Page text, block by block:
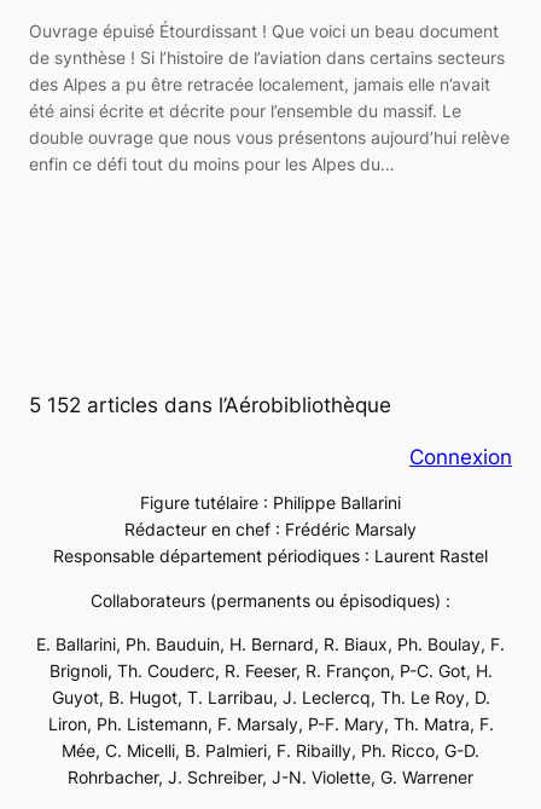
Ouvrage épuisé Étourdissant ! Que voici un beau document
de synthèse ! Si l’histoire de l’aviation dans certains secteurs
des Alpes a pu être retracée localement, jamais elle n’avait
été ainsi écrite et décrite pour l’ensemble du massif. Le
double ouvrage que nous vous présentons aujourd’hui relève
enfin ce défi tout du moins pour les Alpes du…
5 152 articles dans l’Aérobibliothèque
Connexion
Figure tutélaire : Philippe Ballarini
Rédacteur en chef : Frédéric Marsaly
Responsable département périodiques : Laurent Rastel
Collaborateurs (permanents ou épisodiques) :
E. Ballarini, Ph. Bauduin, H. Bernard, R. Biaux, Ph. Boulay, F.
Brignoli, Th. Couderc, R. Feeser, R. Françon, P-C. Got, H.
Guyot, B. Hugot, T. Larribau, J. Leclercq, Th. Le Roy, D.
Liron, Ph. Listemann, F. Marsaly, P-F. Mary, Th. Matra, F.
Mée, C. Micelli, B. Palmieri, F. Ribailly, Ph. Ricco, G-D.
Rohrbacher, J. Schreiber, J-N. Violette, G. Warrener